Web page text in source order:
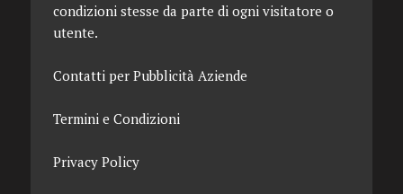
condizioni stesse da parte di ogni visitatore o
utente.
Contatti per Pubblicità Aziende
Termini e Condizioni
Privacy Policy